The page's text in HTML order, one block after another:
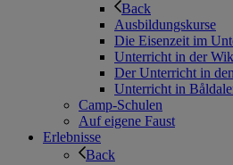
Back
Ausbildungskurse
Die Eisenzeit im
Unterricht in der
Der Unterricht in
Unterricht in
Camp-Schulen
Auf eigene Faust
Erlebnisse
Back